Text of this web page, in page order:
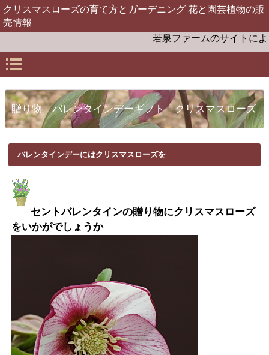
クリスマスローズの育て方とガーデニング 花と園芸植物の販
売情報
若泉ファームのサイトによ
贈り物 バレンタインデーギフト クリスマスローズ
バレンタインデーにはクリスマスローズを
セントバレンタインの贈り物にクリスマスローズ
をいかがでしょうか